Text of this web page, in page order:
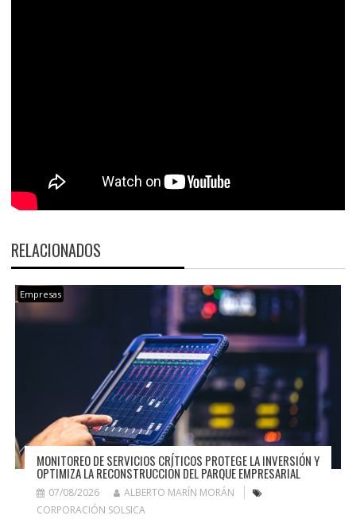
RELACIONADOS
Empresas
MONITOREO DE SERVICIOS CRÍTICOS PROTEGE LA INVERSIÓN Y
OPTIMIZA LA RECONSTRUCCIÓN DEL PARQUE EMPRESARIAL
07/08/2026
ALBERTO MARÍN MORÁN
CORPORACIÓN SOLSICA